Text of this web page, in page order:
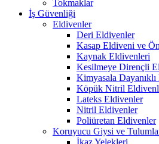
Tokmaklar
İş Güvenliği
Eldivenler
Deri Eldivenler
Kasap Eldiveni ve
Kaynak Eldivenleri
Kesilmeye Dirençli
Kimyasala
Köpük Nitril
Lateks Eldivenler
Nitril Eldivenler
Poliüretan Eldivenler
Koruyucu Giysi ve
İkaz Yelekleri